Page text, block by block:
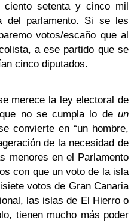
setenta y cinco mil
del parlamento. Si se les
votos/escaño que al
a ese partido que se
cinco diputados.
merece la ley electoral de
no se cumpla lo de un
convierte en “un hombre,
de la necesidad de
menores en el Parlamento
con que un voto de la isla
votos de Gran Canaria
las islas de El Hierro o
tienen mucho más poder